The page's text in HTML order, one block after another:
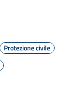
Protezione civile